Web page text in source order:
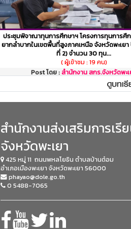
ประชุมพิจาณาทุนการศึกษาฯ โครงการทุนการศึก
ยากลำบากในเขตพื้นที่สูงภาคเหนือ จังหวัดพะเย
ที่ 2) จำนวน 30 ทุน...
( ผู้เข้าชม : 19 คน)
Post โดย :สำนักงาน สกร.จังหวัดพะ
สำนักงานส่งเสริมการเรี
จังหวัดพะเยา
425 หมู่ 11 ถนนพหลโยธิน ตำบลบ้านต๋อม
อำเภอเมืองพะเยา จังหวัดพะเยา 56000
phayao@dole.go.th
0 5488-7065